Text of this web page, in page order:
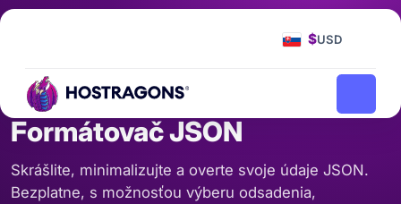
$USD
Formátovač JSON
Skrášlite, minimalizujte a overte svoje údaje JSON.
Bezplatne, s možnosťou výberu odsadenia,